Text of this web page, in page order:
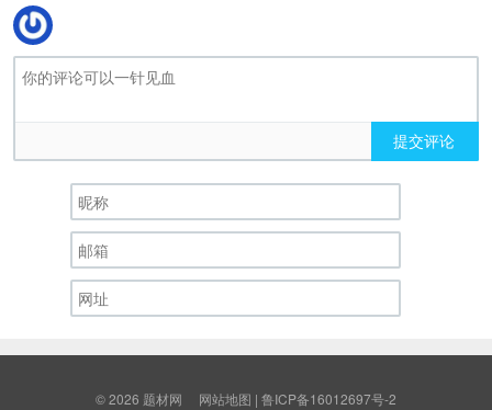
提交评论
© 2026 题材网 网站地图 | 鲁ICP备16012697号-2